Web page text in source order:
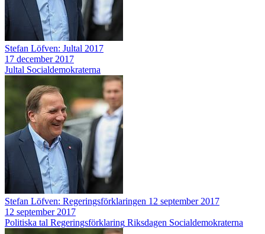
Stefan Löfven: Jultal 2017
17 december 2017
Jultal Socialdemokraterna
Stefan Löfven: Regeringsförklaringen 12 september 2017
12 september 2017
Politiska tal Regeringsförklaring Riksdagen Socialdemokraterna